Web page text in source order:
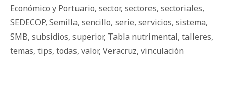
Económico y Portuario, sector, sectores, sectoriales,
SEDECOP, Semilla, sencillo, serie, servicios, sistema,
SMB, subsidios, superior, Tabla nutrimental, talleres,
temas, tips, todas, valor, Veracruz, vinculación